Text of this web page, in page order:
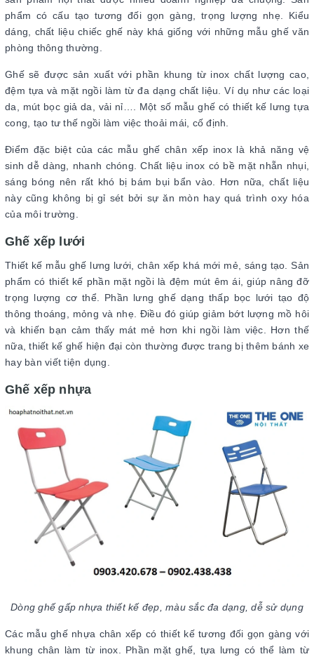
phẩm có cấu tạo tương đối gọn gàng, trọng lượng nhẹ. Kiểu
dáng, chất liệu chiếc ghế này khá giống với những mẫu ghế văn
phòng thông thường.
Ghế sẽ được sản xuất với phần khung từ inox chất lượng cao,
đệm tựa và mặt ngồi làm từ đa dạng chất liệu. Ví dụ như các loại
da, mút bọc giả da, vải nỉ…. Một số mẫu ghế có thiết kế lưng tựa
cong, tạo tư thế ngồi làm việc thoải mái, cố định.
Điểm đặc biệt của các mẫu ghế chân xếp inox là khả năng vệ
sinh dễ dàng, nhanh chóng. Chất liệu inox có bề mặt nhẵn nhụi,
sáng bóng nên rất khó bị bám bụi bẩn vào. Hơn nữa, chất liệu
này cũng không bị gỉ sét bởi sự ăn mòn hay quá trình oxy hóa
của môi trường.
Ghế xếp lưới
Thiết kế mẫu ghế lưng lưới, chân xếp khá mới mẻ, sáng tạo. Sản
phẩm có thiết kế phần mặt ngồi là đệm mút êm ái, giúp nâng đỡ
trọng lượng cơ thể. Phần lưng ghế dạng thấp bọc lưới tạo độ
thông thoáng, mỏng và nhẹ. Điều đó giúp giảm bớt lượng mồ hôi
và khiến bạn cảm thấy mát mẻ hơn khi ngồi làm việc. Hơn thế
nữa, thiết kế ghế hiện đại còn thường được trang bị thêm bánh xe
hay bàn viết tiện dụng.
Ghế xếp nhựa
Dòng ghế gấp nhựa thiết kế đẹp, màu sắc đa dạng, dễ sử dụng
Các mẫu ghế nhựa chân xếp có thiết kế tương đối gọn gàng với
khung chân làm từ inox. Phần mặt ghế, tựa lưng có thể làm từ